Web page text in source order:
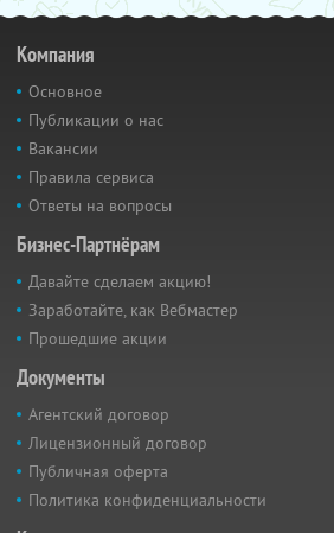
Компания
Основное
Публикации о нас
Вакансии
Правила сервиса
Ответы на вопросы
Бизнес-Партнёрам
Давайте сделаем акцию!
Заработайте, как Вебмастер
Прошедшие акции
Документы
Агентский договор
Лицензионный договор
Публичная оферта
Политика конфиденциальности